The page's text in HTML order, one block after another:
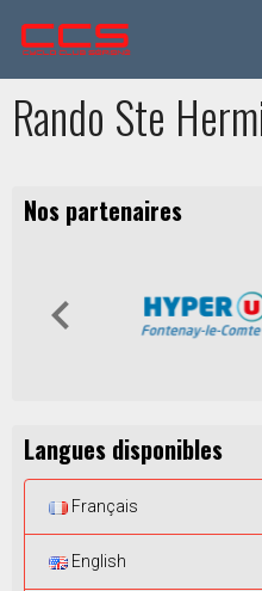
Rando Ste
Nos partenaires
Langues disponibles
Français
English